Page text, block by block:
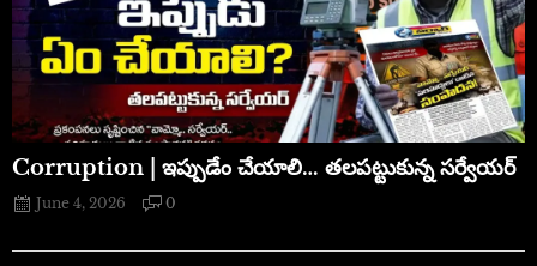
Corruption | ఇప్పుడేం చేయాలి… తలపట్టుకున్న సర్వేయర్
June 4, 2026 0